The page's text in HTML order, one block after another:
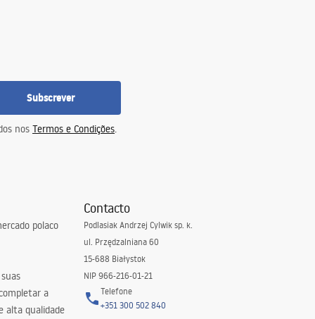
Subscrever
nos Termos e Condições.
polaco
a
alta qualidade
Contacto
Podlasiak Andrzej Cylwik sp. k.
ul. Przędzalniana 60
15-688 Białystok
NIP 966-216-01-21
Telefone
+351 300 502 840